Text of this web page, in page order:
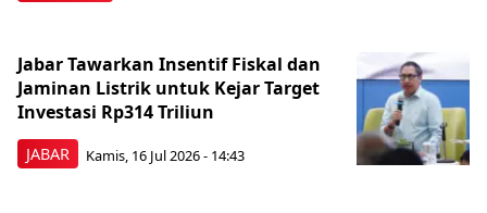
JABAR
Jabar Tawarkan Insentif Fiskal dan
Jaminan Listrik untuk Kejar Target
Investasi Rp314 Triliun
Kamis, 16 Jul 2026 - 14:43